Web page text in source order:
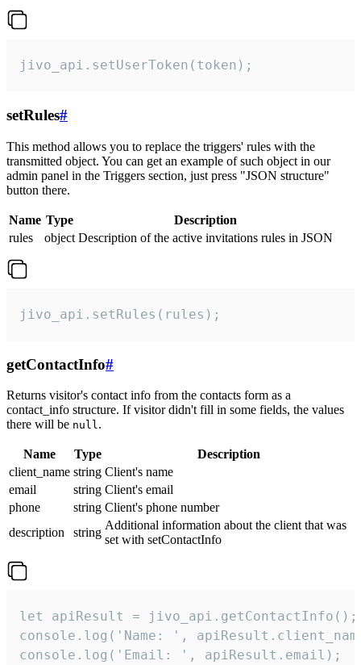
jivo_api.setUserToken(token);
setRules#
This method allows you to replace the triggers' rules with the
transmitted object. You can get an example of such object in our
admin panel in the Triggers section, just press "JSON structure"
button there.
Name Type
Description
rules
object Description of the active invitations rules in JSON
jivo_api.setRules(rules);
getContactInfo#
Returns visitor's contact info from the contacts form as a
contact_info structure. If visitor didn't fill in some fields, the values
there will be null.
Name Type
Description
client_name string Client's name
email
string Client's email
phone
string Client's phone number
description
string
Additional information about the client that was
set with setContactInfo
let apiResult = jivo_api.getContactInfo();
console.log('Name: ',
console.log('Email: ', apiResult.email);